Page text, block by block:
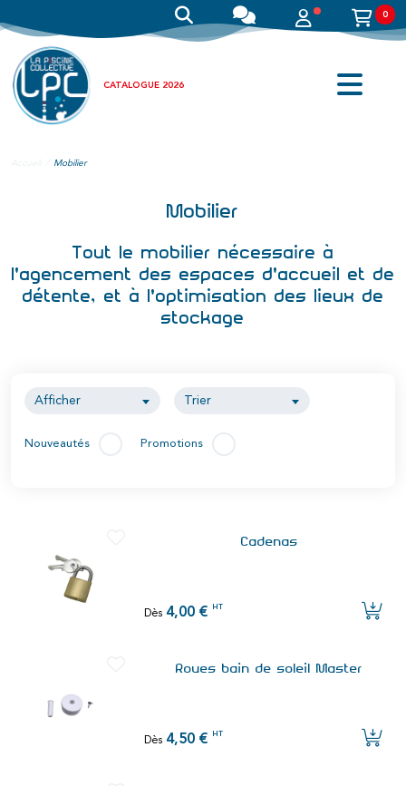
0
CATALOGUE 2026
Mobilier
Mobilier
Tout le mobilier nécessaire à
l'agencement des espaces d'accueil et de
détente, et à l'optimisation des lieux de
stockage
Afficher Trier
Nouveautés Promotions
Cadenas
Dès 4,00 € HT
Roues bain de soleil Master
Dès 4,50 € HT